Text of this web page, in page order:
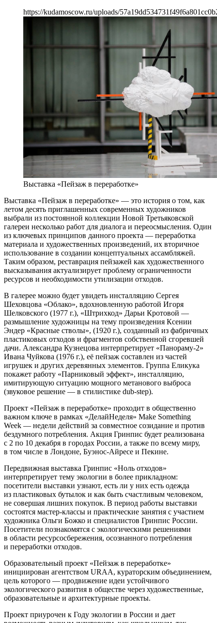
https://kudamoscow.ru/uploads/
Выставка «Пейзаж в переработке»
Выставка «Пейзаж в переработке» — это история о том, как
летом десять приглашенных современных художников
выбрали из постоянной коллекции Новой Третьяковской
галереи несколько работ для диалога и переосмысления. Один
из ключевых принципов данного проекта — переработка
материала и художественных произведений, их вторичное
использование в создании концептуальных ассамбляжей.
Таким образом, реставрация пейзажей как художественного
высказывания актуализирует проблему ограниченности
ресурсов и необходимости утилизации отходов.
В галерее можно будет увидеть инсталляцию Сергея
Шеховцова «Облако», вдохновленную работой Игоря
Шелковского (1977 г.), «Штрихкод» Дарьи Кротовой —
размышление художницы на тему произведения Ксении
Эндер «Красные стволы», (1920 г.), созданный из фабричных
пластиковых отходов и фрагментов собственной сгоревшей
дачи. Александра Кузнецова интерпретирует «Панораму-2»
Ивана Чуйкова (1976 г.), её пейзаж составлен из частей
игрушек и других деревянных элементов. Группа Еликука
покажет работу «Парниковый эффект», инсталляцию,
имитирующую ситуацию мощного метанового выброса
(звуковое решение — в стилистике dub-step).
Проект «Пейзаж в переработке» проходит в общественно
важном ключе в рамках «ДелайНеделя» Make Something
Week — недели действий за совместное созидание и против
бездумного потребления. Акция Гринпис будет реализована
с 2 по 10 декабря в городах России, а также по всему миру,
в том числе в Лондоне, Буэнос-Айресе и Пекине.
Передвижная выставка Гринпис «Ноль отходов»
интерпретирует тему экологии в более прикладном:
посетители выставки узнают, есть ли у них есть одежда
из пластиковых бутылок и как быть счастливым человеком,
не совершая лишних покупок. В период работы выставки
состоятся мастер-классы и практические занятия с участием
художника Ольги Божко и специалистов Гринпис России.
Посетители познакомятся с экологическими решениями
в области ресурсосбережения, осознанного потребления
и переработки отходов.
Образовательный проект «Пейзаж в переработке»
инициирован агентством URAA, кураторским объединением,
цель которого — продвижение идеи устойчивого
экологического развития в обществе через художественные,
образовательные и архитектурные проекты.
Проект приурочен к Году экологии в России и дает